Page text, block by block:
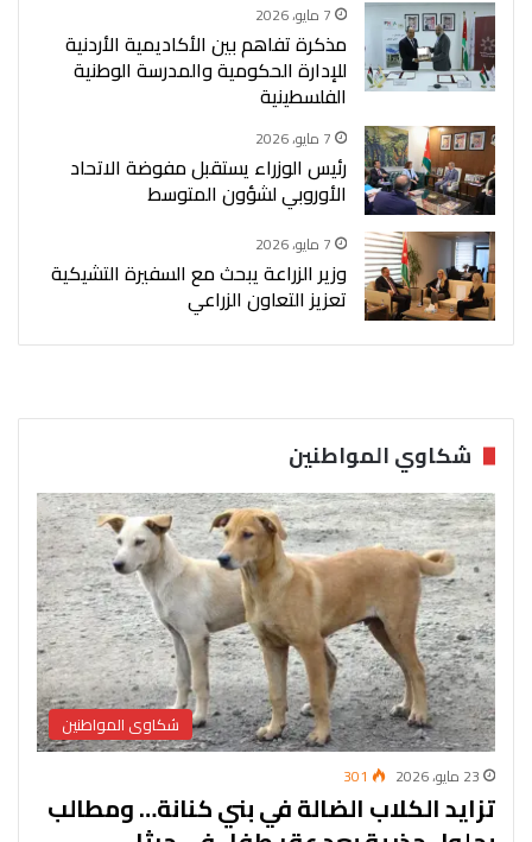
7 مايو، 2026
مذكرة تفاهم بين الأكاديمية الأردنية
للإدارة الحكومية والمدرسة الوطنية
الفلسطينية
7 مايو، 2026
رئيس الوزراء يستقبل مفوضة الاتحاد
الأوروبي لشؤون المتوسط
7 مايو، 2026
وزير الزراعة يبحث مع السفيرة التشيكية
تعزيز التعاون الزراعي
شكاوي المواطنين
شكاوى المواطنين
23 مايو، 2026 301
تزايد الكلاب الضالة في بني كنانة… ومطالب